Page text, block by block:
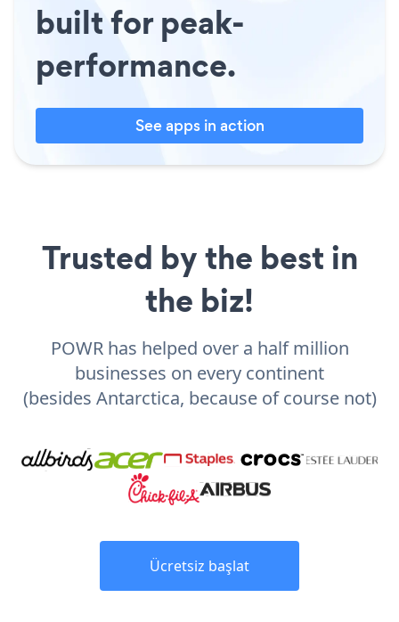
built for peak-
performance.
See apps in action
Trusted by the best in
the biz!
POWR has helped over a half million
businesses on every continent
(besides Antarctica, because of course not)
Ücretsiz başlat